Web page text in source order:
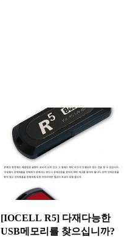
[IOCELL R5] 다재다능한
USB메모리를 찾으십니까?